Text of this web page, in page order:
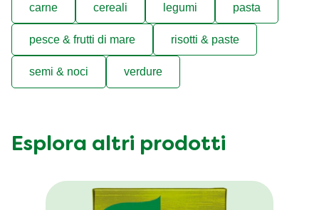
carne cereali legumi pasta
pesce & frutti di mare risotti & paste
semi & noci verdure
Esplora altri prodotti